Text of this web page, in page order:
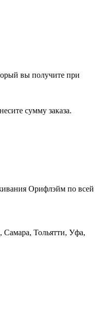
вы получите при
сумму заказа.
Орифлэйм по всей
Тольятти, Уфа,